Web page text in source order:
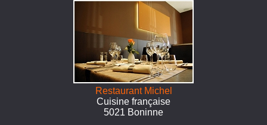
Restaurant Michel
Cuisine française
5021 Boninne